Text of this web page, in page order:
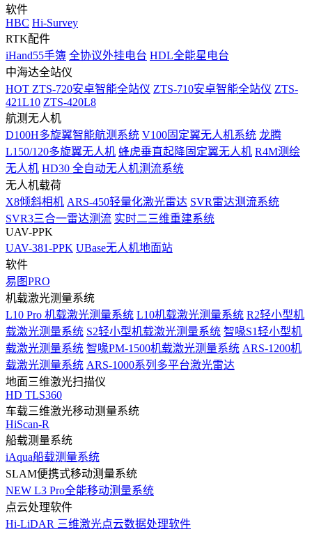
软件
HBC Hi-Survey
RTK配件
iHand55手簿 全协议外挂电台 HDL全能星电台
中海达全站仪
HOT ZTS-720安卓智能全站仪 ZTS-710安卓智能全站仪 ZTS-
421L10 ZTS-420L8
航测无人机
D100H多旋翼智能航测系统 V100固定翼无人机系统 龙腾
L150/120多旋翼无人机 蜂虎垂直起降固定翼无人机 R4M测绘
无人机 HD30 全自动无人机测流系统
无人机载荷
X8倾斜相机 ARS-450轻量化激光雷达 SVR雷达测流系统
SVR3三合一雷达测流 实时二三维重建系统
UAV-PPK
UAV-381-PPK UBase无人机地面站
软件
易图PRO
机载激光测量系统
L10 Pro 机载激光测量系统 L10机载激光测量系统 R2轻小型机
载激光测量系统 S2轻小型机载激光测量系统 智喙S1轻小型机
载激光测量系统 智喙PM-1500机载激光测量系统 ARS-1200机
载激光测量系统 ARS-1000系列多平台激光雷达
地面三维激光扫描仪
HD TLS360
车载三维激光移动测量系统
HiScan-R
船载测量系统
iAqua船载测量系统
SLAM便携式移动测量系统
NEW L3 Pro全能移动测量系统
点云处理软件
Hi-LiDAR 三维激光点云数据处理软件